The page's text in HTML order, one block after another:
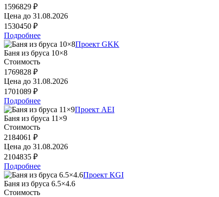
1596829 ₽
Цена до 31.08.2026
1530450 ₽
Подробнее
Проект GKK
Баня из бруса 10×8
Стоимость
1769828 ₽
Цена до 31.08.2026
1701089 ₽
Подробнее
Проект AEI
Баня из бруса 11×9
Стоимость
2184061 ₽
Цена до 31.08.2026
2104835 ₽
Подробнее
Проект KGI
Баня из бруса 6.5×4.6
Стоимость